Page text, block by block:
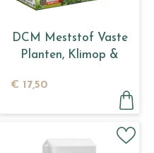
DCM Meststof Vaste
Planten, Klimop &
€ 17,50